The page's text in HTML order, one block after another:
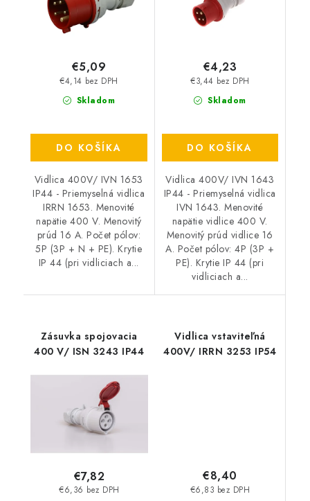
Skladom
€4,14 bez DPH
€5,09
DO KOŠÍKA
Vidlica 400V/ IVN 1653
IP44 - Priemyselná vidlica
IRRN 1653. Menovité
napätie 400 V. Menovitý
prúd 16 A. Počet pólov:
5P (3P + N + PE). Krytie
IP 44 (pri vidliciach a...
Skladom
€3,44 bez DPH
€4,23
DO KOŠÍKA
Vidlica 400V/ IVN 1643
IP44 - Priemyselná vidlica
IVN 1643. Menovité
napätie vidlice 400 V.
Menovitý prúd vidlice 16
A. Počet pólov: 4P (3P +
PE). Krytie IP 44 (pri
vidliciach a...
Zásuvka spojovacia
400 V/ ISN 3243 IP44
€6,36 bez DPH
€7,82
Vidlica vstaviteľná
400V/ IRRN 3253 IP54
€6,83 bez DPH
€8,40